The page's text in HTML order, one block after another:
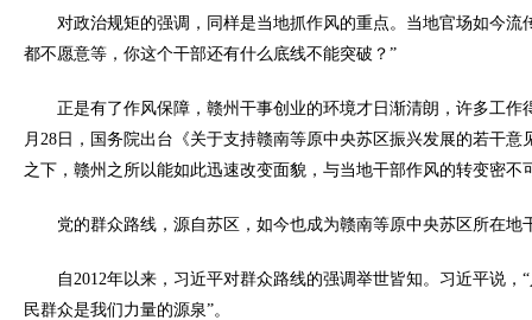
对政治规矩的强调，同样是当地抓作风的重点。当地官场如今流
都不愿意等，你这个干部还有什么底线不能突破？”
正是有了作风保障，赣州干事创业的环境才日渐清朗，许多工作
月28日，国务院出台《关于支持赣南等原中央苏区振兴发展的若干意
之下，赣州之所以能如此迅速改变面貌，与当地干部作风的转变密不
党的群众路线，源自苏区，如今也成为赣南等原中央苏区所在地
自2012年以来，习近平对群众路线的强调举世皆知。习近平说，
民群众是我们力量的源泉”。